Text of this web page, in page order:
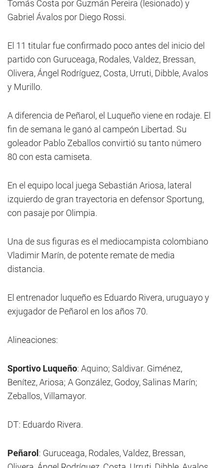
Tomás Costa por Guzmán Pereira (lesionado) y
Gabriel Ávalos por Diego Rossi.
El 11 titular fue confirmado poco antes del inicio del
partido con Guruceaga, Rodales, Valdez, Bressan,
Olivera, Ángel Rodríguez, Costa, Urruti, Dibble, Avalos
y Murillo.
A diferencia de Peñarol, el Luqueño viene en rodaje. El
fin de semana le ganó al campeón Libertad. Su
goleador Pablo Zeballos convirtió su tanto número
80 con esta camiseta.
En el equipo local juega Sebastián Ariosa, lateral
izquierdo de gran trayectoria en defensor Sportung,
con pasaje por Olimpia.
Una de sus figuras es el mediocampista colombiano
Vladimir Marín, de potente remate de media
distancia.
El entrenador luqueño es Eduardo Rivera, uruguayo y
exjugador de Peñarol en los años 70.
Alineaciones:
Sportivo Luqueño: Aquino; Saldivar. Giménez,
Benítez, Ariosa; A González, Godoy, Salinas Marín;
Zeballos, Villamayor.
DT: Eduardo Rivera.
Peñarol : Guruceaga, Rodales, Valdez, Bressan,